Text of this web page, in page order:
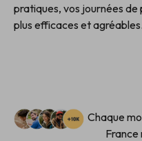
pratiques, vos journées
plus efficaces et agréables.
Chaque
France